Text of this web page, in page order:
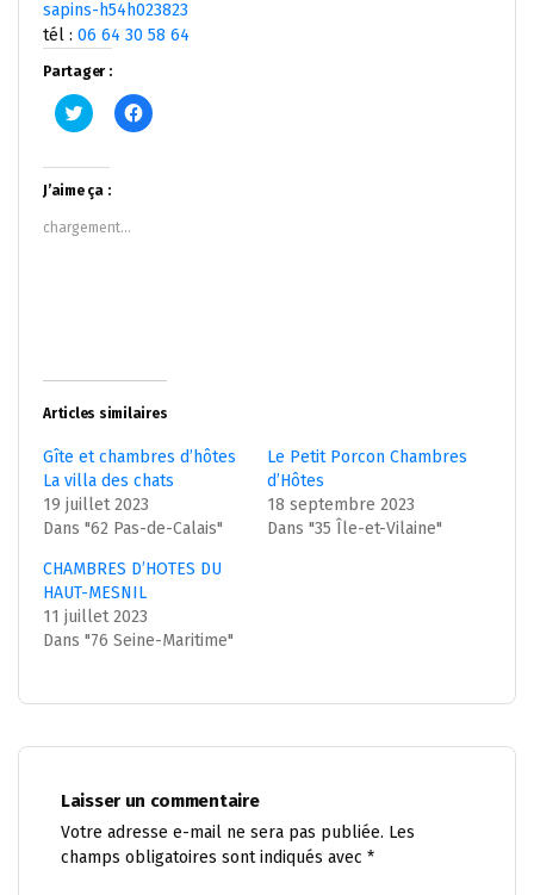
sapins-h54h023823
tél : 06 64 30 58 64
Partager :
Cliquez
pour
Twitter(ouvre
dans
une
nouvelle
fenêtre)
Cliquez
pour
J’aime ça :
chargement…
Articles similaires
Gîte et chambres d’hôtes
La villa des chats
19 juillet 2023
Dans "62 Pas-de-Calais"
Le Petit Porcon Chambres
d’Hôtes
18 septembre 2023
Dans "35 Île-et-Vilaine"
CHAMBRES D’HOTES DU
HAUT-MESNIL
11 juillet 2023
Dans "76 Seine-Maritime"
Laisser un commentaire
Votre adresse e-mail ne sera pas publiée. Les
champs obligatoires sont indiqués avec *